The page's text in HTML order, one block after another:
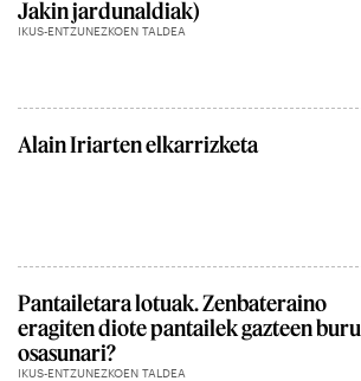
Jakin jardunaldiak)
IKUS-ENTZUNEZKOEN TALDEA
Alain Iriarten elkarrizketa
Pantailetara lotuak. Zenbateraino
eragiten diote pantailek gazteen buru
osasunari?
IKUS-ENTZUNEZKOEN TALDEA